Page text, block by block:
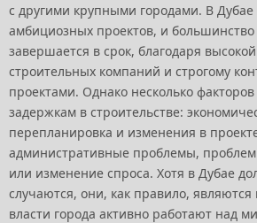
с другими крупными городами. В Дубае
амбициозных проектов, и большинство
завершается в срок, благодаря
строительных компаний и строгому
проектами. Однако несколько
задержкам в строительстве:
перепланировка и изменения в
административные проблемы,
или изменение спроса. Хотя в Дубае
случаются, они, как правило,
власти города активно работают над